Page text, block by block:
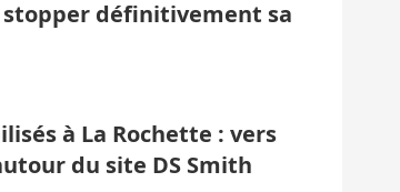
stopper définitivement sa
à La Rochette : vers
du site DS Smith